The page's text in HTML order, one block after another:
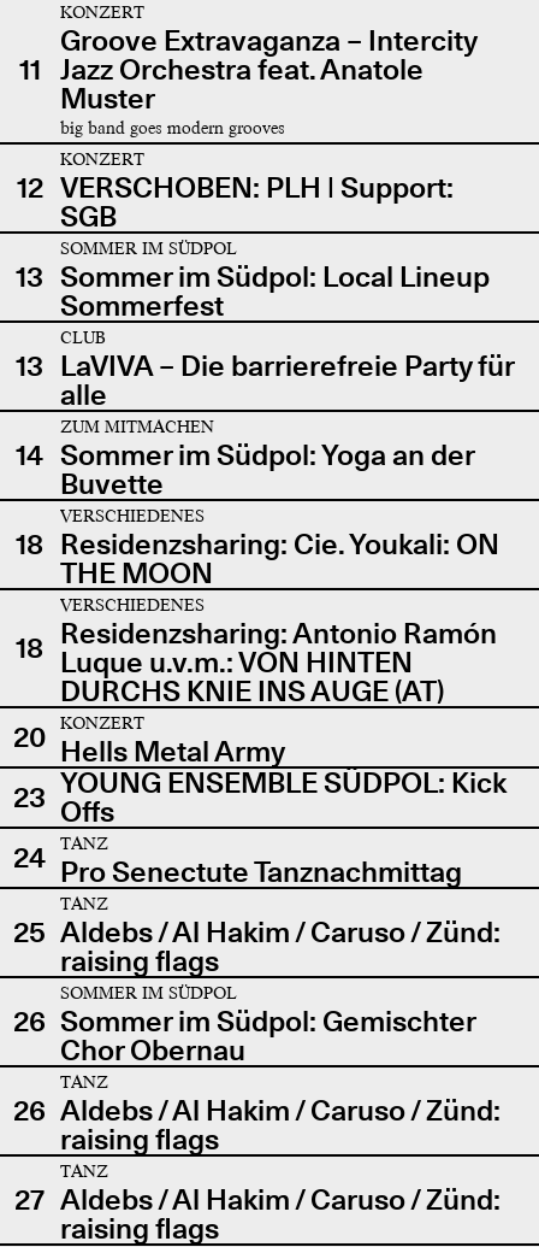
11
KONZERT
Groove Extravaganza – Intercity
Jazz Orchestra feat. Anatole
Muster
big band goes modern grooves
12
KONZERT
VERSCHOBEN: PLH | Support:
SGB
13
SOMMER IM SÜDPOL
Sommer im Südpol: Local Lineup
Sommerfest
13
CLUB
LaVIVA – Die barrierefreie Party für
alle
14
ZUM MITMACHEN
Sommer im Südpol: Yoga an der
Buvette
18
VERSCHIEDENES
Residenzsharing: Cie. Youkali: ON
THE MOON
18
VERSCHIEDENES
Residenzsharing: Antonio Ramón
Luque u.v.m.: VON HINTEN
DURCHS KNIE INS AUGE (AT)
20
KONZERT
Hells Metal Army
23 YOUNG ENSEMBLE SÜDPOL: Kick
Offs
24
TANZ
Pro Senectute Tanznachmittag
25
TANZ
Aldebs / Al Hakim / Caruso / Zünd:
raising flags
26
SOMMER IM SÜDPOL
Sommer im Südpol: Gemischter
Chor Obernau
26
TANZ
Aldebs / Al Hakim / Caruso / Zünd:
raising flags
27
TANZ
Aldebs / Al Hakim / Caruso / Zünd:
raising flags